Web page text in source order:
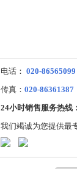
电话： 020-
传真： 020-86361387
24小时销售服务热线：
我们竭诚为您提供最